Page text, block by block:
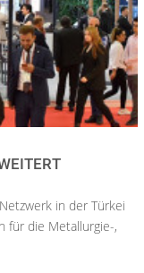
in der Türkei
für die Metallurgie-,